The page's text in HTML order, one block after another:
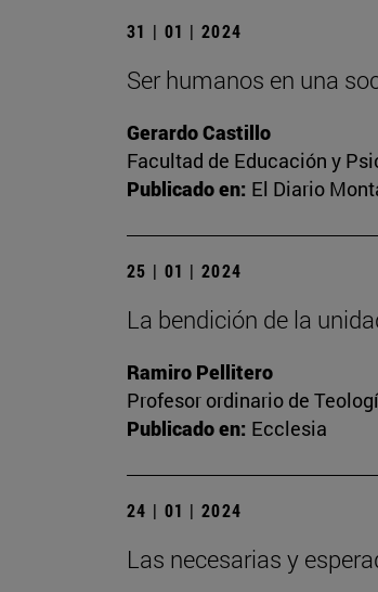
31 | 01 | 2024
Ser humanos en una
Gerardo Castillo
Facultad de Educación y
Publicado en: El Diario
25 | 01 | 2024
La bendición de la
Ramiro Pellitero
Profesor ordinario de
Publicado en: Ecclesia
24 | 01 | 2024
Las necesarias y